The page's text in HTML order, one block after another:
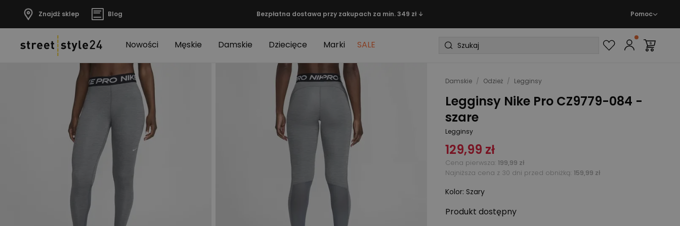
Znajdź sklep Blog Bezpłatna dostawa przy zakupach za min. 349 zł ↓ Pomoc
Nowości Męskie Damskie Dziecięce Marki SALE
Damskie / Odzież / Legginsy
Legginsy Nike Pro CZ9779-084 -
szare
Legginsy
129,99 zł
Cena pierwsza 199,99 zł
Najniższa cena z 30 dni przed obniżką: 159,99 zł
Kolor: Szary
Produkt dostępny